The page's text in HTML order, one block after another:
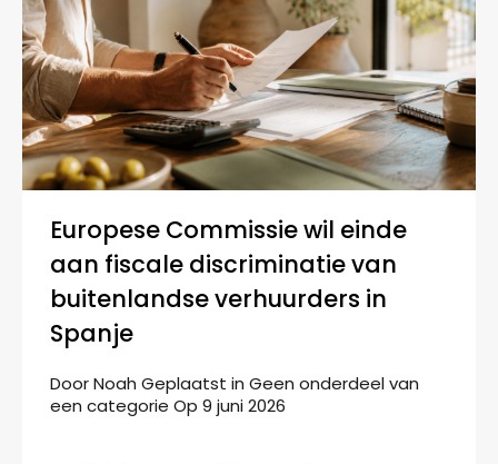
Europese Commissie wil einde
aan fiscale discriminatie van
buitenlandse verhuurders in
Spanje
DoorNoah Geplaatst in Geen onderdeel van
een categorie Op 9 juni 2026